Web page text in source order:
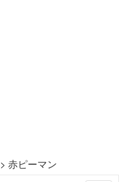
> 赤ピーマン